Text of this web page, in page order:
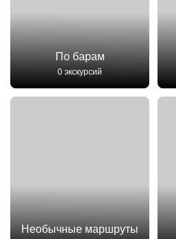
По барам
0 экскурсий
Необычные маршруты